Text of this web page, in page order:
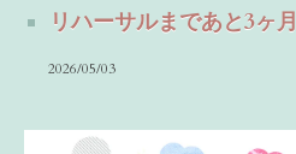
リハーサルまであと3ヶ月
2026/05/03